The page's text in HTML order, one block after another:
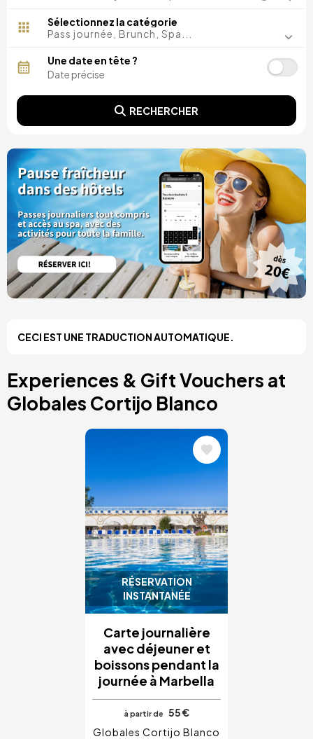
Malaga, Espagne
Costa del Sol, Espagne
Tarragone, Espagne
Tenerife, Espagne
Alicante, Espagne
Séville, Espagne
Pontevedra, Espagne
Lisbonne, Portugal
Minorque, Espagne
Girona, Espagne
Grande Canarie, Espagne
Rome, Italie
Valence, Espagne
Grenade, Espagne
Porto, Portugal
Punta Cana, République dominicaine
Caceres, Espagne
Parres, Espagne
Bilbao, Espagne
Nice, France
Sélectionnez la catégorie
Pass journée, Brunch, Spa...
Une date en tête ?
RECHERCHER
CECI EST UNE TRADUCTION AUTOMATIQUE.
Experiences & Gift Vouchers at
Globales Cortijo Blanco
RÉSERVATION
INSTANTANÉE
Carte journalière
avec déjeuner et
boissons pendant la
journée à Marbella
à partir de
55 €
Globales Cortijo Blanco